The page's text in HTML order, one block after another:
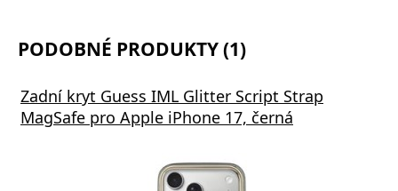
PODOBNÉ PRODUKTY (1)
Zadní kryt Guess IML Glitter Script Strap
MagSafe pro Apple iPhone 17, černá